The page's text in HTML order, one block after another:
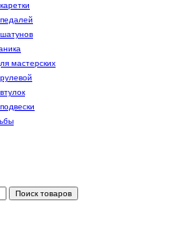
мастерских
Поиск товаров